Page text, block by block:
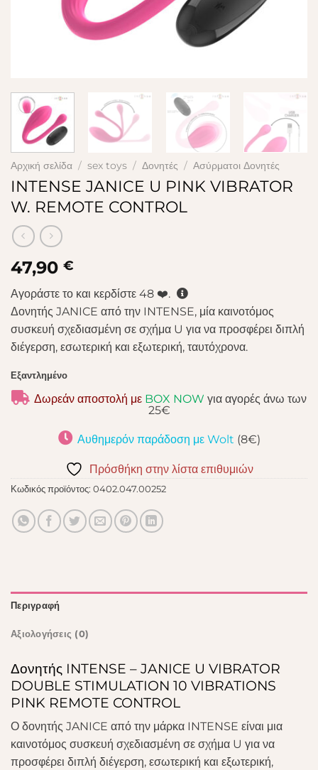
Αρχική σελίδα / sex toys / Δονητές / Ασύρματοι Δονητές
INTENSE JANICE U PINK VIBRATOR
W. REMOTE CONTROL
47,90 €
Αγοράστε το και κερδίστε 48 ❤️.
Δονητής JANICE από την INTENSE, μία καινοτόμος
συσκευή σχεδιασμένη σε σχήμα U για να προσφέρει διπλή
διέγερση, εσωτερική και εξωτερική, ταυτόχρονα.
Εξαντλημένο
Δωρεάν αποστολή με BOX NOW για αγορές άνω των
25€
Αυθημερόν παράδοση με Wolt (8€)
Πρόσθήκη στην λίστα επιθυμιών
Κωδικός προϊόντος: 0402.047.00252
Περιγραφή
Αξιολογήσεις (0)
Δονητής INTENSE – JANICE U VIBRATOR
DOUBLE STIMULATION 10 VIBRATIONS
PINK REMOTE CONTROL
Ο δονητής JANICE από την μάρκα INTENSE είναι μια
καινοτόμος συσκευή σχεδιασμένη σε σχήμα U για να
προσφέρει διπλή διέγερση, εσωτερική και εξωτερική,